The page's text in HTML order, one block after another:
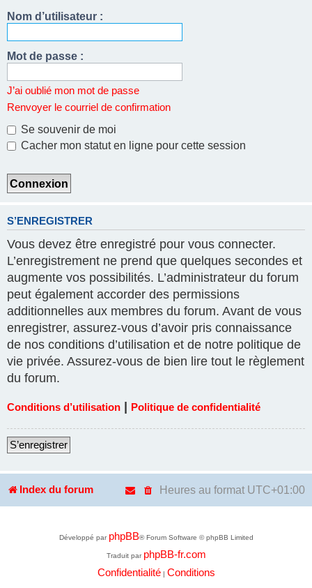
Nom d’utilisateur :
Mot de passe :
J’ai oublié mon mot de passe
Renvoyer le courriel de confirmation
Se souvenir de moi
Cacher mon statut en ligne pour cette session
S’ENREGISTRER
Vous devez être enregistré pour vous connecter.
L’enregistrement ne prend que quelques secondes et
augmente vos possibilités. L’administrateur du forum
peut également accorder des permissions
additionnelles aux membres du forum. Avant de vous
enregistrer, assurez-vous d’avoir pris connaissance
de nos conditions d’utilisation et de notre politique de
vie privée. Assurez-vous de bien lire tout le règlement
du forum.
Conditions d’utilisation Politique de confidentialité
S’enregistrer
Index du forum Heures au format UTC+01:00
Développé par phpBB® Forum Software © phpBB Limited
Traduit par phpBB-fr.com
Confidentialité| Conditions